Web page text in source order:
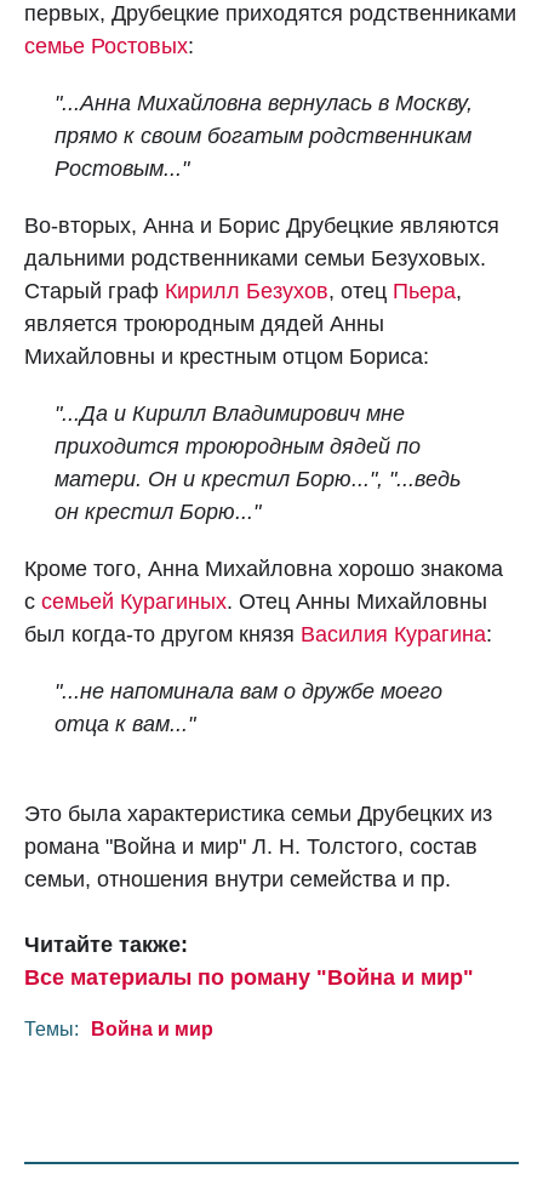
первых, Друбецкие приходятся родственниками
семье Ростовых:
"...Анна Михайловна вернулась в Москву,
прямо к своим богатым родственникам
Ростовым..."
Во-вторых, Анна и Борис Друбецкие являются
дальними родственниками семьи Безуховых.
Старый граф Кирилл Безухов, отец Пьера,
является троюродным дядей Анны
Михайловны и крестным отцом Бориса:
"...Да и Кирилл Владимирович мне
приходится троюродным дядей по
матери. Он и крестил Борю...", "...ведь
он крестил Борю..."
Кроме того, Анна Михайловна хорошо знакома
с семьей Курагиных. Отец Анны Михайловны
был когда-то другом князя Василия Курагина:
"...не напоминала вам о дружбе моего
отца к вам..."
Это была характеристика семьи Друбецких из
романа "Война и мир" Л. Н. Толстого, состав
семьи, отношения внутри семейства и пр.
Читайте также:
Все материалы по роману "Война и мир"
Темы: Война и мир